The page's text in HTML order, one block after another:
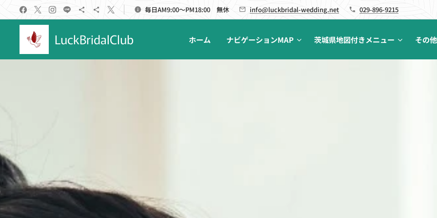
毎日AM9:00～PM18:00 無休 info@luckbridal-wedding.net 029-896-9215
LuckBridalClub ホーム ナビゲーションMAP 茨城県地図付きメニュー その他